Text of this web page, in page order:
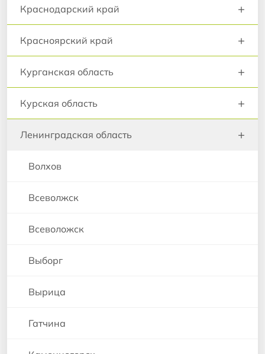
Краснодарский край +
Красноярский край +
Курганская область +
Курская область +
Ленинградская область +
Волхов
Всеволжск
Всеволожск
Выборг
Вырица
Гатчина